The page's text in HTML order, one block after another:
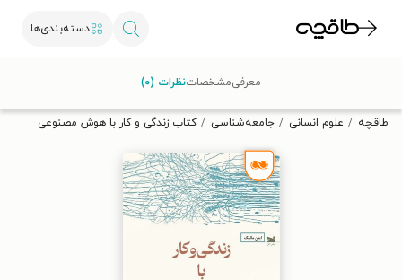
دسته‌بندی‌ها
تخفیف از طاقچه دریافت کن.
طاقچه علوم انسانی جامعه‌شناسی کتاب زندگی و کار با هوش مصنوعی
معرفیمشخصاتنظرات (۰)